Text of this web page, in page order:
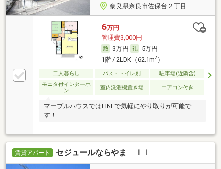
奈良県奈良市佐保台２丁目
6万円
管理費3,000円
3万円
5万円
1階 / 2LDK（62.1m2）
二人暮らし バス・トイレ別
駐車場(近隣含)
モニタ付インターホ
ン
室内洗濯機置き場 エアコン付き
マーブルハウスではLINEで気軽にやり取りが可能で
す！
賃貸アパート セジュールならやま ＩＩ